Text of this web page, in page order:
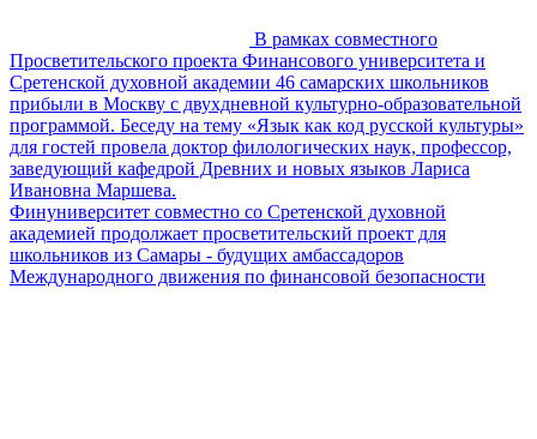
В рамках совместного
Просветительского проекта Финансового университета и
Сретенской духовной академии 46 самарских школьников
прибыли в Москву с двухдневной культурно-образовательной
программой. Беседу на тему «Язык как код русской культуры»
для гостей провела доктор филологических наук, профессор,
заведующий кафедрой Древних и новых языков Лариса
Ивановна Маршева.
Финуниверситет совместно со Сретенской духовной
академией продолжает просветительский проект для
школьников из Самары - будущих амбассадоров
Международного движения по финансовой безопасности